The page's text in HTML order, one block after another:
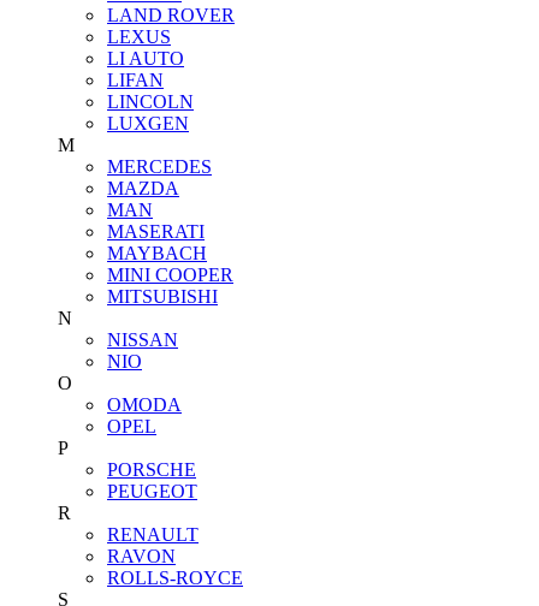
LAND ROVER
LEXUS
LI AUTO
LIFAN
LINCOLN
LUXGEN
M
MERCEDES
MAZDA
MAN
MASERATI
MAYBACH
MINI COOPER
MITSUBISHI
N
NISSAN
NIO
O
OMODA
OPEL
P
PORSCHE
PEUGEOT
R
RENAULT
RAVON
ROLLS-ROYCE
S